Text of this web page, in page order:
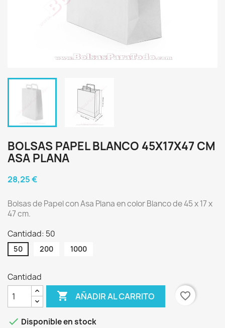
BOLSAS PAPEL BLANCO 45X17X47 CM
ASA PLANA
28,25 €
Bolsas de Papel con Asa Plana en color Blanco de 45 x 17 x
47 cm.
Cantidad: 50
50 200 1000
Cantidad
 AÑADIR AL CARRITO favorite_border
 Disponible en stock